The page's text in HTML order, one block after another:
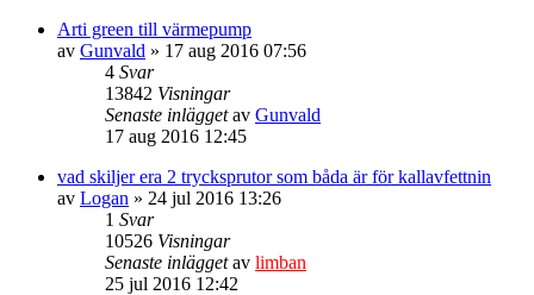
Arti green till värmepump
av Gunvald » 17 aug 2016 07:56
4 Svar
13842 Visningar
Senaste inläggetav Gunvald
17 aug 2016 12:45
vad skiljer era 2 trycksprutor som båda är för kallavfettnin
av Logan » 24 jul 2016 13:26
1 Svar
10526 Visningar
Senaste inläggetav limban
25 jul 2016 12:42